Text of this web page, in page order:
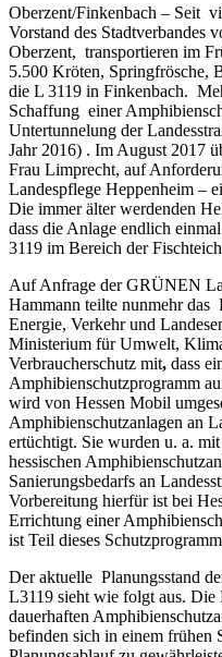
Oberzent/Finkenbach – Seit
Vorstand des
Oberzent, transportieren im
5.500 Kröten, Springfrösche,
die L 3119 in Finkenbach.
Schaffung einer
Untertunnelung der
Jahr 2016) . Im August 2017
Frau Limprecht, auf
Landespflege Heppenheim –
Die immer älter werdenden
dass die Anlage endlich
3119 im Bereich der
Auf Anfrage der GRÜNEN
Hammann teilte nunmehr das
Energie, Verkehr und
Ministerium für Umwelt,
Verbraucherschutz mit, dass
Amphibienschutzprogramm
wird von Hessen Mobil
Amphibienschutzanlagen an
ertüchtigt. Sie wurden u. a.
hessischen
Sanierungsbedarfs an
Vorbereitung hierfür ist bei
Errichtung einer
ist Teil dieses
Der aktuelle Planungsstand
L3119 sieht wie folgt aus. Die
dauerhaften
befinden sich in einem frühen